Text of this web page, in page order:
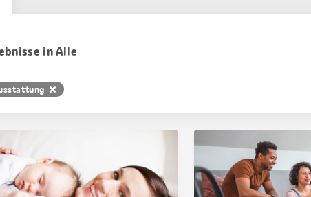
inAlle